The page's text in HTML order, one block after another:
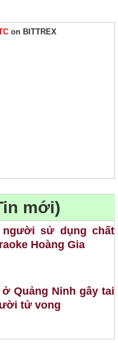
on BITTREX
mới)
người sử dụng chất
Hoàng Gia
Quảng Ninh gây tai
tử vong